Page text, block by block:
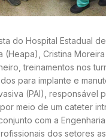
do Hospital Estadual
(Heapa), Cristina
treinamentos nos
para implante e
(PAI), responsável
meio de um cateter
com a
dos setores